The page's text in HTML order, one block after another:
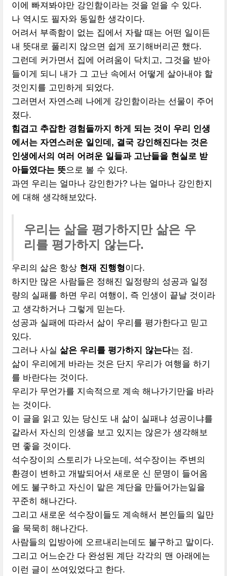
이에 빠져봐야만 강인함이라는 것을 얻을 수 있다.
나 역시도 필자와 동일한 생각이다.
어려서 부족함이 없는 집에서 자랄 때는 어떤 일이든
내 뜻대로 풀리지 않으면 쉽게 포기해버리곤 했다.
그런데 커가면서 집에 어려움이 닥치고, 그것을 받아
들이게 되니 내가 그 고난 속에서 어떻게 살아내야 할
것인지를 고민하게 되었다.
그러면서 자연스레 나에게 강인함이라는 선물이 주어
졌다.
힘겹고 추잡한 경험들까지 하게 되는 것이 우리 인생
에서는 자연스러운 일인데, 결국 강인해진다는 것은
인생에서의 여러 어려운 일들과 고난들을 현실로 받
아들였다는 뜻으로 볼 수 있다.
과연 우리는 얼마나 강인한가? 나는 얼마나 강인한지
에 대해 생각해보았다.
우리는 삶을 평가하지만 삶은 우
리를 평가하지 않는다.
우리의 삶은 항상 현재 진행형이다.
하지만 많은 사람들은 정해진 일정량의 성공과 일정
량의 실패를 하면 우리 여행이, 즉 인생이 끝날 것이라
고 생각하거나 그렇게 믿는다.
성공과 실패에 따라서 삶이 우리를 평가한다고 믿고
있다.
그러나 사실 삶은 우리를 평가하지 않는다는 점.
삶이 우리에게 바라는 것은 단지 우리가 여행을 하기
를 바란다는 것이다.
우리가 무언가를 지속적으로 계속 해나가기만을 바라
는 것이다.
이 글을 읽고 있는 당신도 내 삶이 실패냐 성공이냐를
갈라서 자신의 인생을 보고 있지는 않은가 생각해보
면 좋을 것이다.
석수장이의 스토리가 나오는데, 석수장이는 주변의
환경이 변하고 개발되어서 새로운 신 문명이 들어옴
에도 불구하고 자신이 맡은 계단을 만들어가는일을
꾸준히 해나간다.
그리고 새로운 석수장이들도 계속해서 본인들의 일만
을 묵묵히 해나간다.
사람들의 입방아에 오르내리는데도 불구하고 말이다.
그리고 어느순간 다 완성된 계단 각각의 맨 아래에는
이런 글이 쓰여있었다고 한다.